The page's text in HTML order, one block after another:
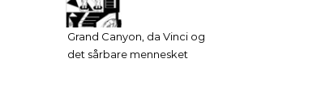
Grand Canyon, da Vinci og
det sårbare mennesket